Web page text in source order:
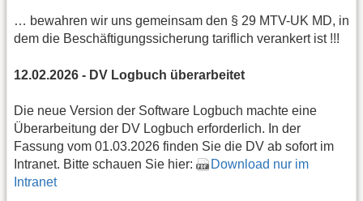
… bewahren wir uns gemeinsam den § 29 MTV-UK MD, in
dem die Beschäftigungssicherung tariflich verankert ist !!!
12.02.2026 - DV Logbuch überarbeitet
Die neue Version der Software Logbuch machte eine
Überarbeitung der DV Logbuch erforderlich. In der
Fassung vom 01.03.2026 finden Sie die DV ab sofort im
Intranet. Bitte schauen Sie hier:
Download nur im
Intranet